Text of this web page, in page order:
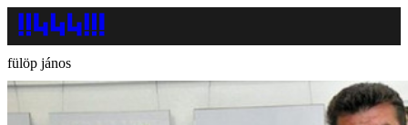
fülöp jános